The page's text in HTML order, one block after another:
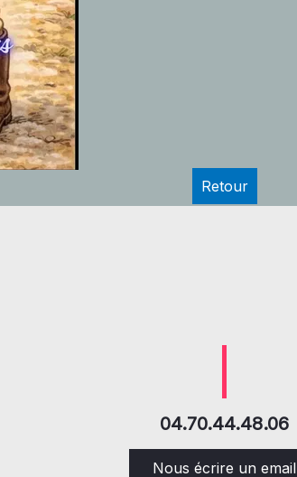
Retour
04.70.44.48.06
Nous écrire un email